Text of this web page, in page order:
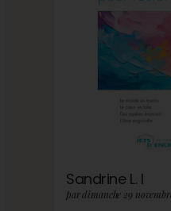
Sandrine L. I
par dimanche 29